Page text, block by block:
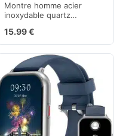
Montre homme acier
inoxydable quartz
lumières
15.99 €